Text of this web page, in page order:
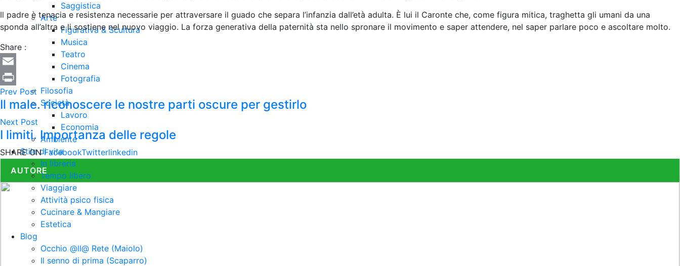
Saggistica
Arte
Figurativa & Scultura
Musica
Teatro
Cinema
Fotografia
Filosofia
Società
Lavoro
Economia
Ambiente
Stile di vita
In libreria
Tempo libero
Viaggiare
Attività psico fisica
Cucinare & Mangiare
Estetica
Blog
Occhio @ll@ Rete (Maiolo)
Il senno di prima (Scaparro)
Il padre è tenacia e resistenza necessarie per attraversare il guado che separa l’infanzia dall’età adulta. È lui il Caronte che, come figura mitica, traghetta gli umani da una
sponda all’altra e li sostiene nel nuovo viaggio. La forza generativa della paternità sta nello spronare il movimento e saper attendere, nel saper parlare poco e ascoltare molto.
Share :
Email
Print
Prev Post
Il male. riconoscere le nostre parti oscure per gestirlo
Next Post
I limiti. Importanza delle regole
SHARE ONFacebookTwitterlinkedin
AUTORE